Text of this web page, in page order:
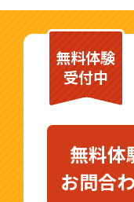
る…そんな姿
長の鈴木です
大手進学塾
育ての経験
指導しており
ご興味をお
度自立学習
合わせくださ
無料体験
受付中
無料体
お問合